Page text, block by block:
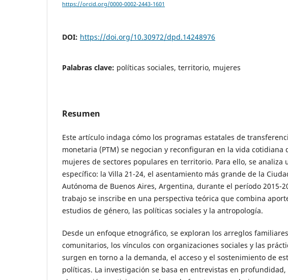
https://orcid.org/0000-0002-2443-1601
DOI: https://doi.org/10.30972/dpd.14248976
Palabras clave: políticas sociales, territorio, mujeres
Resumen
Este artículo indaga cómo los programas estatales de
monetaria (PTM) se negocian y reconfiguran en la vida cotidiana
mujeres de sectores populares en territorio. Para ello, se analiza
específico: la Villa 21-24, el asentamiento más grande de la
Autónoma de Buenos Aires, Argentina, durante el período 2015-
trabajo se inscribe en una perspectiva teórica que combina
estudios de género, las políticas sociales y la antropología.
Desde un enfoque etnográfico, se exploran los arreglos
comunitarios, los vínculos con organizaciones sociales y las
surgen en torno a la demanda, el acceso y el sostenimiento de
políticas. La investigación se basa en entrevistas en profundidad,